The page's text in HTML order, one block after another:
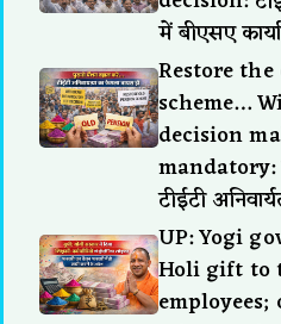
में बीएसए
Restore
scheme…
decision
mandatory:
टीईटी
UP: Yogi
Holi gift to